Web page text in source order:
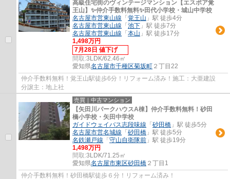
高級住宅街のヴィンテージマンション【エスポア覚
王山】✨️仲介手数料無料✨️田代小学校・城山中学校
名古屋市営東山線 「 覚王山 」駅 徒歩4分
名古屋市営東山線 「 池下 」駅 徒歩7分
名古屋市営東山線 「 本山 」駅 徒歩17分
1,498万円
7月28日 値下げ
間取:3LDK/62.46㎡
愛知県名古屋市千種区菊坂町 ２丁目22
仲介手数料無料！覚王山駅徒歩6分！リフォーム済み！施工：大亜建設
分譲主：地上社
売買｜中古マンション
【矢田川パークハウスA棟】仲介手数料無料！砂田
橋小学校・矢田中学校
ガイドウェイバス志段味線 「 砂田橋 」駅 徒歩5分
名古屋市営名城線 「 砂田橋 」駅 徒歩5分
名鉄瀬戸線 「 守山自衛隊前 」駅 徒歩19分
1,498万円
間取:3LDK/71.25㎡
愛知県名古屋市東区砂田橋 ２丁目1
仲介手数料無料！砂田橋駅徒歩６分！リフォーム済み！